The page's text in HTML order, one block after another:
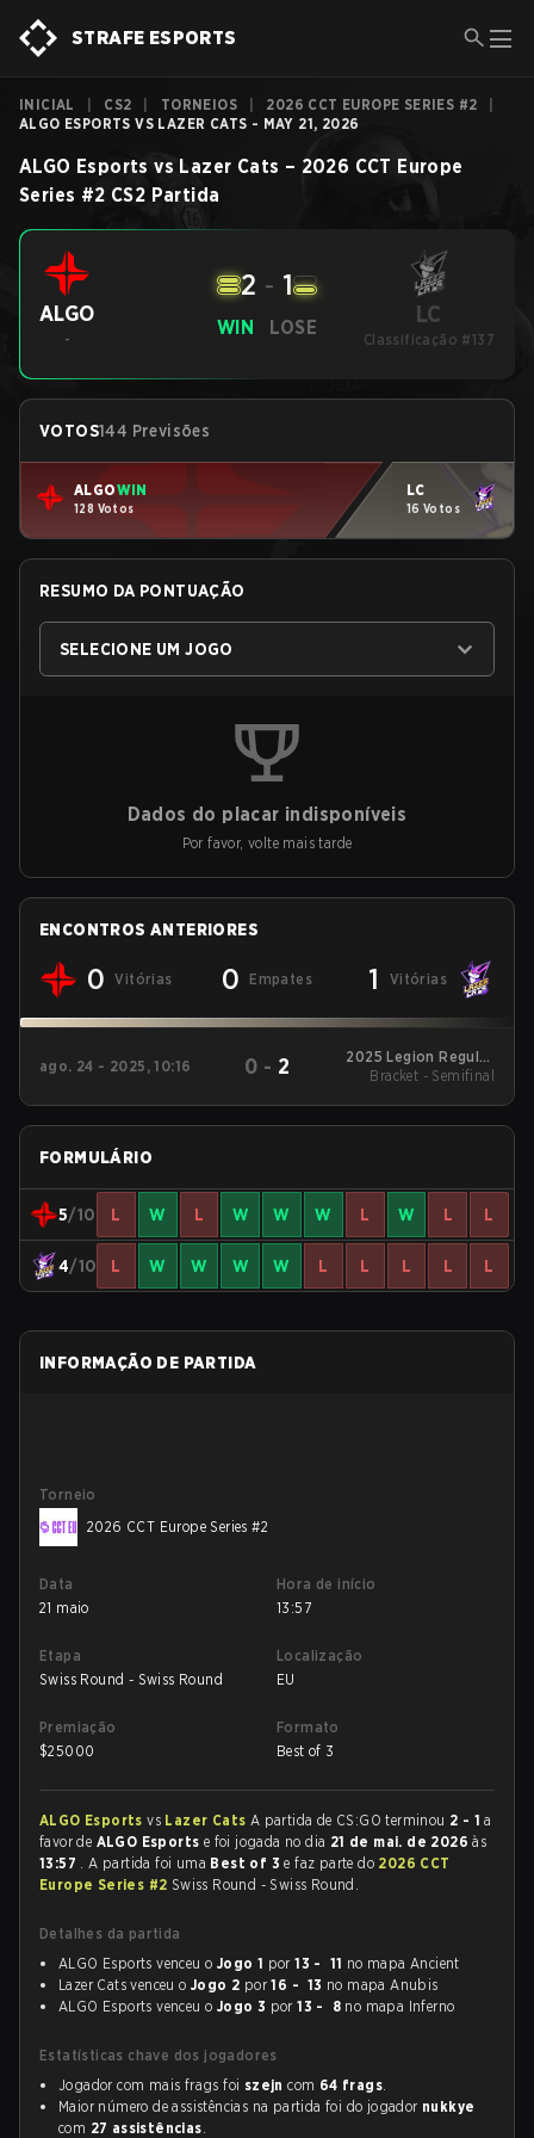
STRAFE ESPORTS
INICIAL CS2 TORNEIOS 2026 CCT EUROPE SERIES #2
ALGO ESPORTS VS LAZER CATS - MAY 21, 2026
ALGO Esports vs Lazer Cats – 2026 CCT Europe
Series #2 CS2 Partida
ALGO
-
WIN
2 - 1
LOSE LC
Classificação #137
VOTOS144 Previsões
ALGOWIN
128 Votos
LC
16 Votos
RESUMO DA PONTUAÇÃO
SELECIONE UM JOGO
Dados do placar indisponíveis
Por favor, volte mais tarde
ENCONTROS ANTERIORES
0 Vitórias 0 Empates 1 Vitórias
ago. 24 - 2025, 10:16 0 - 2
2025 Legion Regular
Cup
Bracket - Semifinal
FORMULÁRIO
5/10 L W L W W W L W L L
4/10 L W W W W L L L L L
INFORMAÇÃO DE PARTIDA
Torneio
2026 CCT Europe Series #2
Data
21 maio
Hora de início
13:57
Etapa
Swiss Round - Swiss Round
Localização
EU
Premiação
$25000
Formato
Best of 3
ALGO Esportsvs Lazer Cats A partida de CS:GO terminou 2 - 1 a
favor de ALGO Esports e foi jogada no dia 21 de mai. de 2026às
13:57 . A partida foi uma Best of 3e faz parte do 2026 CCT
Europe Series #2 Swiss Round - Swiss Round.
Detalhes da partida
ALGO Esports venceu o Jogo 1 por13 - 11 no mapa Ancient
Lazer Cats venceu o Jogo 2 por16 - 13 no mapa Anubis
ALGO Esports venceu o Jogo 3 por13 - 8 no mapa Inferno
Estatísticas chave dos jogadores
Jogador com mais frags foi szejn com 64 frags.
Maior número de assistências na partida foi do jogador nukkye
com 27 assistências.